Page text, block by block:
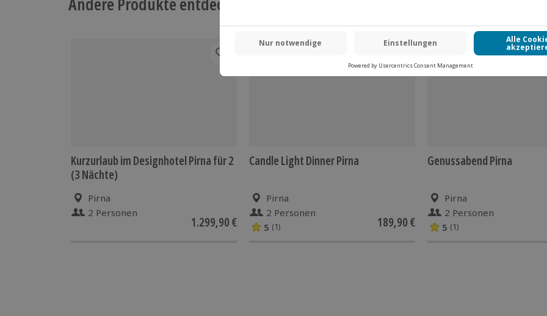
Kurzurlaub im Designhotel Pirna für 2
(3 Nächte)
Pirna
2 Personen
1.299,90 €
-15% CLUB DEAL
Candle Light Dinner Pirna
Pirna
2 Personen
5 (1) 189,90 €
Genussabend Pirna
Pirna
2 Personen
5 (1)